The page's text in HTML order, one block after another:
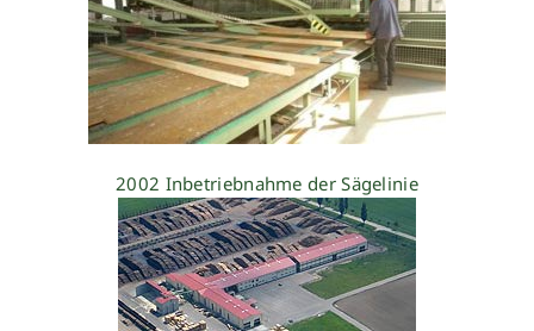
2002 Inbetriebnahme der Sägelinie